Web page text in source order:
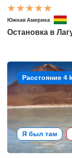
Южная Америка
Остановка в
Расстояние 4
Я был там